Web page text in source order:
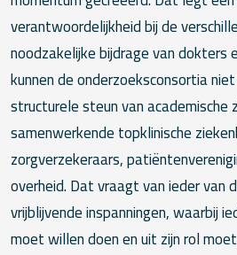
verantwoordelijkheid bij de
noodzakelijke bijdrage van dokters
kunnen de onderzoeksconsortia
structurele steun van academische
samenwerkende topklinische
zorgverzekeraars,
overheid. Dat vraagt van ieder van
vrijblijvende inspanningen, waarbij
moet willen doen en uit zijn rol